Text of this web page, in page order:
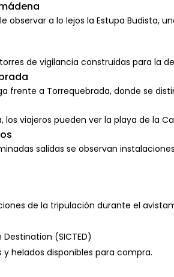
observar a lo lejos la Estupa Budista,
de vigilancia construidas para la
frente a Torrequebrada, donde se
los viajeros pueden ver la playa de la
salidas se observan
de la tripulación durante el
(SICTED)
helados disponibles para compra.